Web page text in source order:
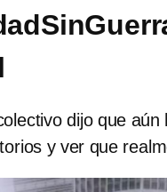
dijo que
y ver que